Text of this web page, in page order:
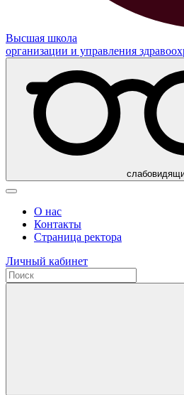
Высшая школа
организации и управления
О нас
Контакты
Страница ректора
Личный кабинет